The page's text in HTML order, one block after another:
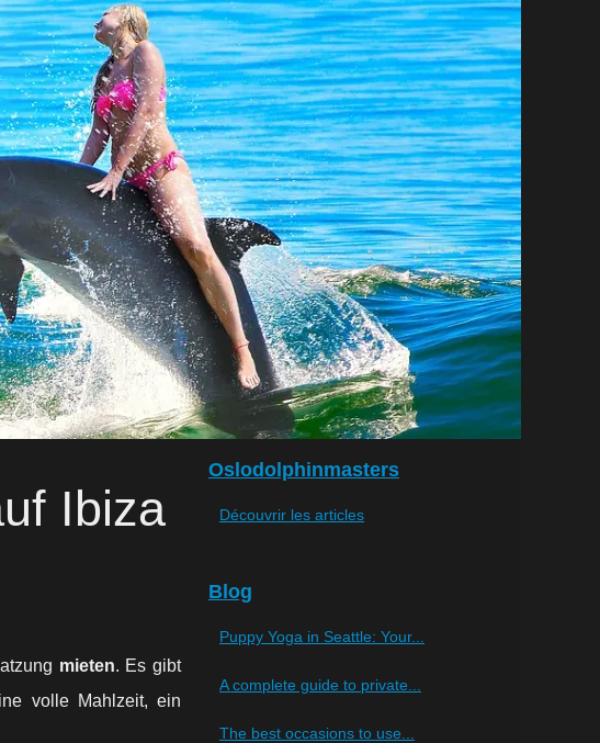
Ibiza
mieten. Es gibt
volle Mahlzeit, ein
Oslodolphinmasters
Découvrir les articles
Blog
Puppy Yoga in Seattle: Your...
A complete guide to private...
The best occasions to use...